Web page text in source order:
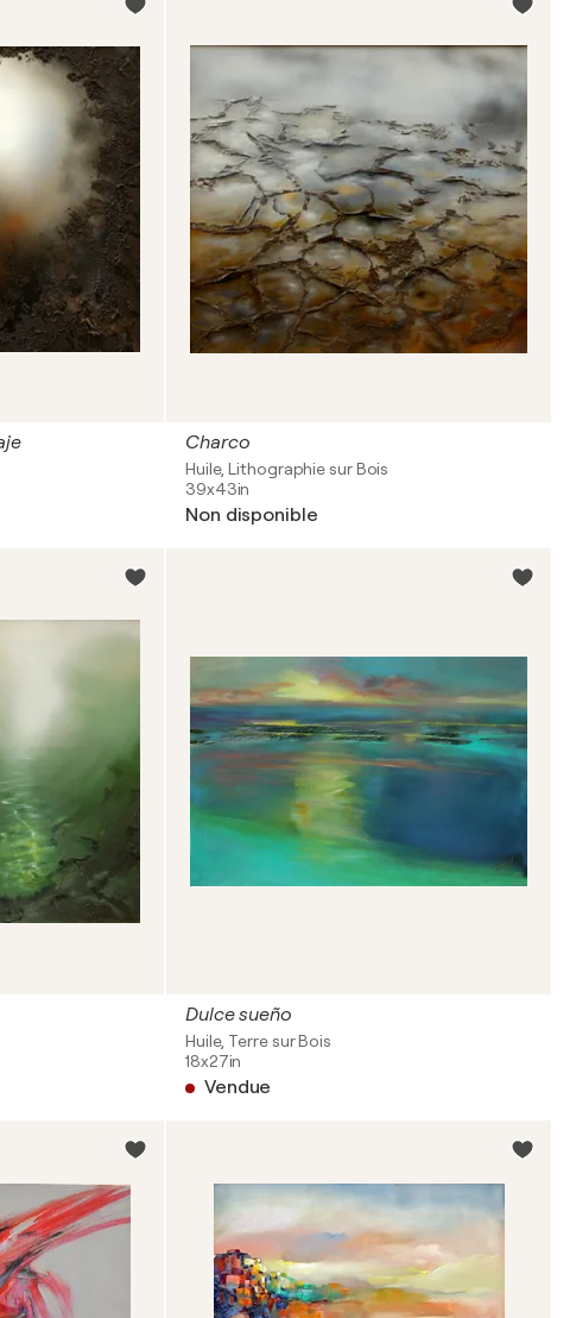
Charco
Huile, Lithographie sur Bois
39x43in
Non disponible
Dulce sueño
Huile, Terre sur Bois
18x27in
Vendue